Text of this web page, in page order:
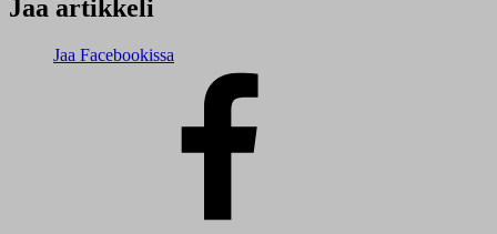
Jaa artikkeli
Jaa Facebookissa